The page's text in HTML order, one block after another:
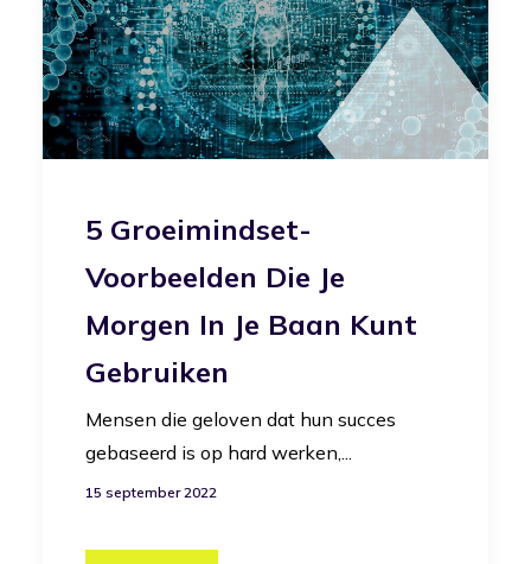
5 Groeimindset-
Voorbeelden Die Je
Morgen In Je Baan Kunt
Gebruiken
Mensen die geloven dat hun succes
gebaseerd is op hard werken,...
15 september 2022